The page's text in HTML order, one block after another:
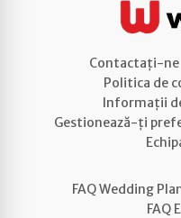
Contactați-ne
Politica de
Informații
Gestionează-ți
FAQ Wedding
FAQ